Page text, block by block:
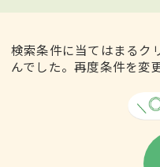
検索条件に当てはまるク
んでした。再度条件を変